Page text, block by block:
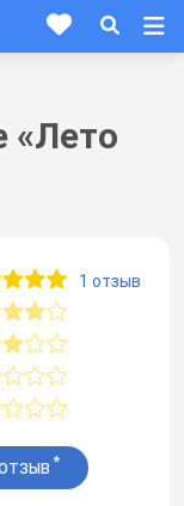
«Лето
1 отзыв
*